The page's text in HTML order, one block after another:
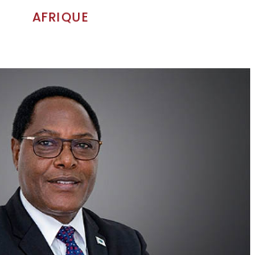
AFRIQUE